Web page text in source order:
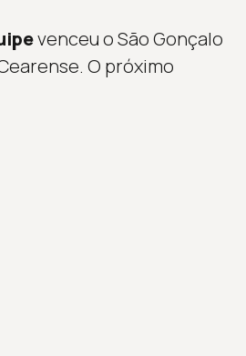
venceu o São Gonçalo
O próximo